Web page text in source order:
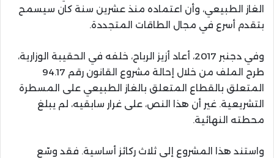
الغاز الطبيعي، وأن اعتماده منذ عشرين سنة كان سيسمح
بتقدم أسرع في مجال الطاقات المتجددة.
وفي دجنبر 2017، أعاد أزيز الرباح، خلفه في الحقيبة الوزارية،
طرح الملف من خلال إحالة مشروع القانون رقم 94.17
المتعلق بالقطاع المتعلق بالغاز الطبيعي على المسطرة
التشريعية. غير أن هذا النص، على غرار سابقيه، لم يبلغ
محطته النهائية.
واستند هذا المشروع إلى ثلاث ركائز أساسية. فقد وسّع